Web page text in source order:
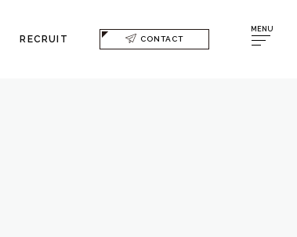
RECRUIT CONTACT
MENU